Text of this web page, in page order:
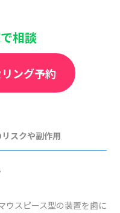
相談
ング予約
スクや副作用
ウスピース型の装置を歯に